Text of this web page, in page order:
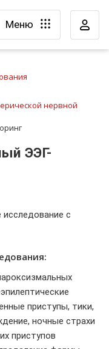
Меню
нервной
ЭЭГ-
с
приступы, тики,
ночные страхи
приступов